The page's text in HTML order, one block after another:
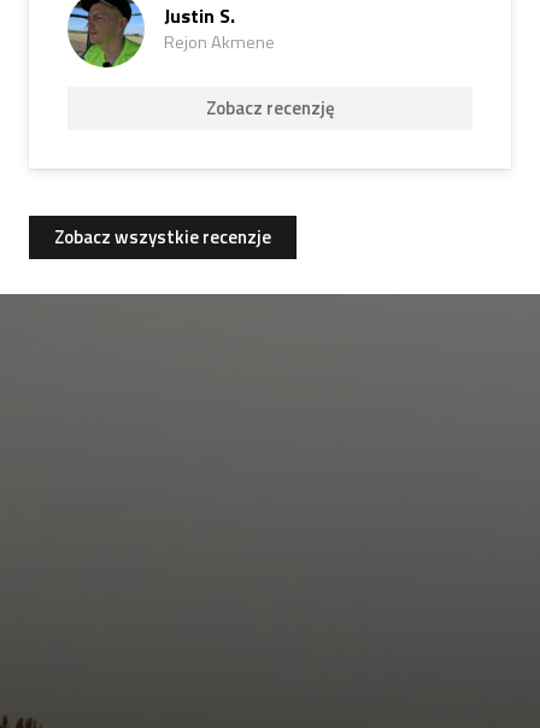
Justin S.
Rejon Akmene
Zobacz recenzję
Zobacz wszystkie recenzje